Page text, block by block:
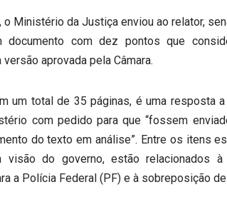
o Ministério da Justiça enviou ao relator,
documento com dez pontos que
aprovada pela Câmara.
um total de 35 páginas, é uma resposta
com pedido para que “fossem
do texto em análise”. Entre os itens
visão do governo, estão relacionados
a Polícia Federal (PF) e à sobreposição